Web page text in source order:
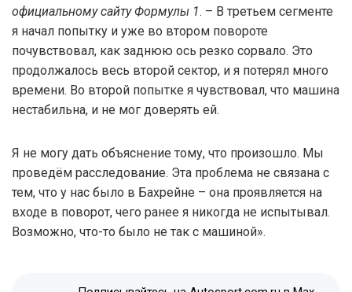
официальному сайту Формулы 1. – В третьем сегменте
я начал попытку и уже во втором повороте
почувствовал, как заднюю ось резко сорвало. Это
продолжалось весь второй сектор, и я потерял много
времени. Во второй попытке я чувствовал, что машина
нестабильна, и не мог доверять ей.
Я не могу дать объяснение тому, что произошло. Мы
проведём расследование. Эта проблема не связана с
тем, что у нас было в Бахрейне – она проявляется на
входе в поворот, чего ранее я никогда не испытывал.
Возможно, что-то было не так с машиной».